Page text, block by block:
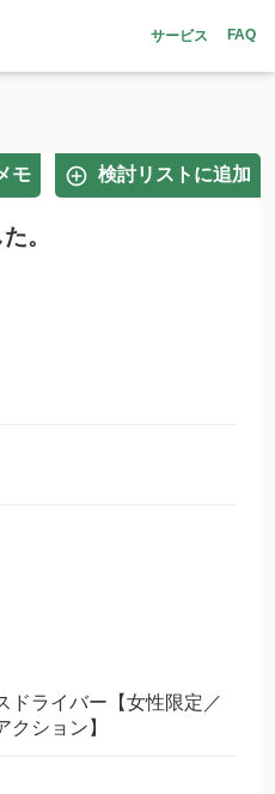
サービス FAQ
モ 検討リストに追加
。
ドライバー【女性限定／
クション】